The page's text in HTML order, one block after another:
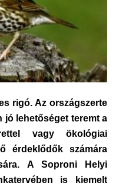
rigó. Az országszerte
lehetőséget teremt a
vagy ökológiai
érdeklődők számára
A Soproni Helyi
is kiemelt